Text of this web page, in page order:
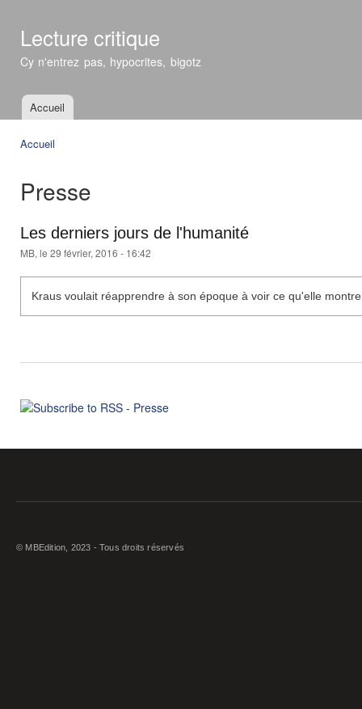
Lecture critique
Cy n'entrez pas, hypocrites, bigotz
Menu principal
Accueil
Accueil
Presse
Les derniers jours de l'humanité
MB, le 29 février, 2016 - 16:42
Kraus voulait réapprendre à son époque à voir ce qu'elle
© MBEdition, 2023 - Tous droits réservés